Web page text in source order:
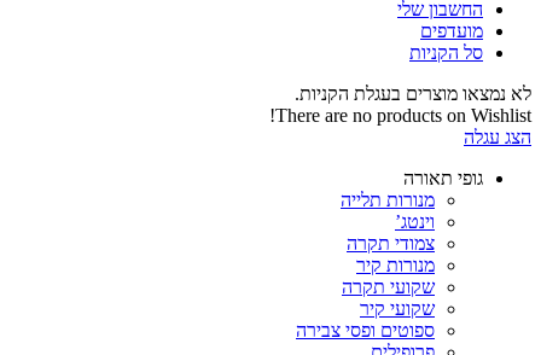
החשבון שלי‬
‫מועדפים‬‬
סל הקניות
לא נמצאו מוצרים בעגלת הקניות.
There are no products on Wishlist!
הצג עגלה
גופי תאורה
מנורות תלייה
וינטג’
צמודי תקרה
מנורות קיר
שקועי תקרה
שקועי קיר
ספוטים ופסי צבירה